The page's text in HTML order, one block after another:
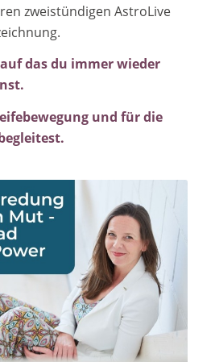
zweistündigen AstroLive
das du immer wieder
und für die